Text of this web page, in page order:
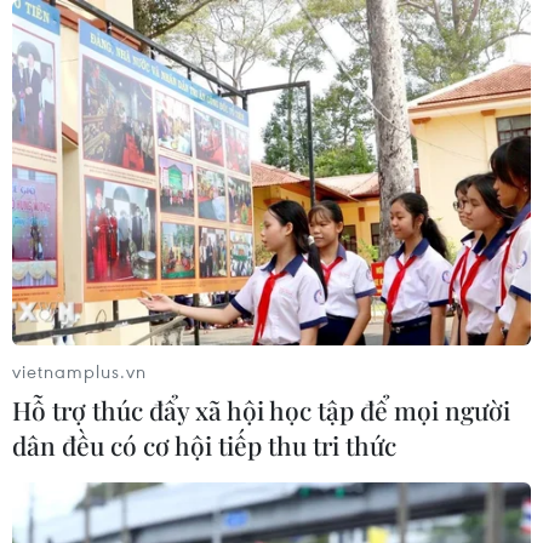
công nghệ
06/08/2026 15:33
Việt Nam tiếp tục là thị trường trọng
điểm của doanh nghiệp thực phẩm
Ba Lan
06/08/2026 14:03
Lâm Đồng vào cao điểm vụ cá Nam,
06/08/2026 09:06
Giá dầu tăng khi nhà đầu tư thận
trọng trước tình hình Trung Đông
vietnamplus.vn
Hỗ trợ thúc đẩy xã hội học tập để mọi người
dân đều có cơ hội tiếp thu tri thức